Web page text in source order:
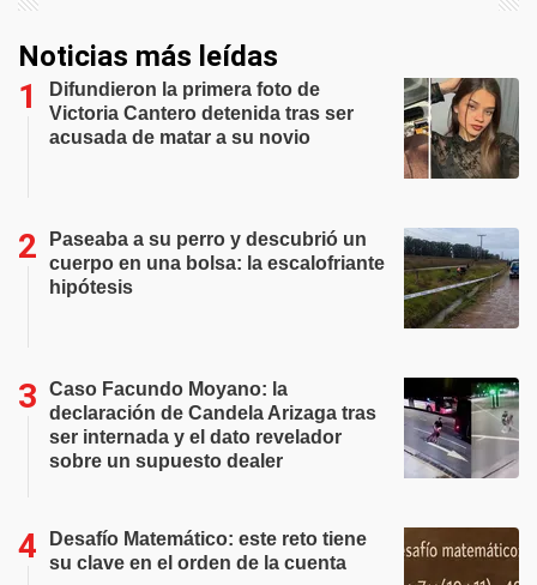
Noticias más leídas
Difundieron la primera foto de
Victoria Cantero detenida tras ser
acusada de matar a su novio
Paseaba a su perro y descubrió un
cuerpo en una bolsa: la escalofriante
hipótesis
Caso Facundo Moyano: la
declaración de Candela Arizaga tras
ser internada y el dato revelador
sobre un supuesto dealer
Desafío Matemático: este reto tiene
su clave en el orden de la cuenta